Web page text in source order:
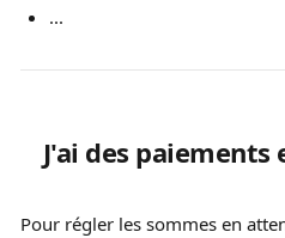
...
J'ai des
Pour régler les sommes en